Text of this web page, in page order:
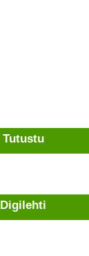
Tutustu
Digilehti